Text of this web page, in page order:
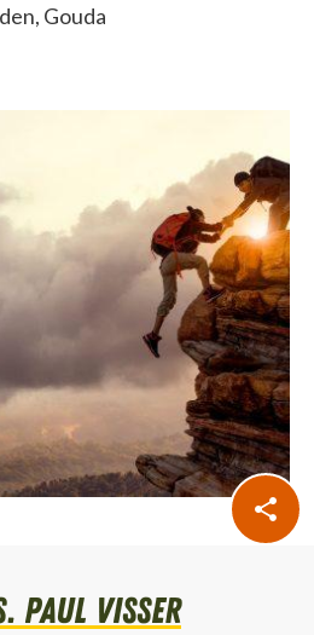
Gouda
Paul Visser